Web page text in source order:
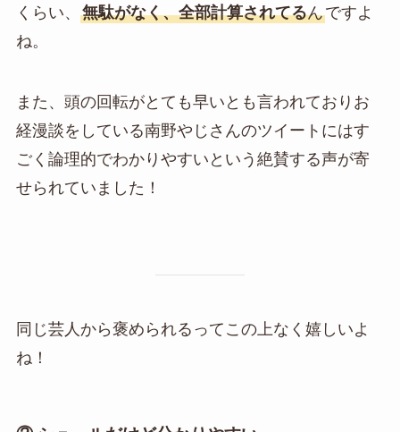
くらい、 無駄がなく、全部計算されてるんですよ
ね。
また、頭の回転がとても早いとも言われておりお
経漫談をしている南野やじさんのツイートにはす
ごく論理的でわかりやすいという絶賛する声が寄
せられていました！
同じ芸人から褒められるってこの上なく嬉しいよ
ね！